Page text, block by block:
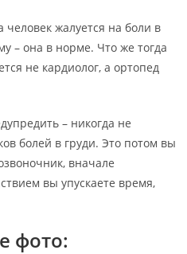
человек жалуется на боли в
– она в норме. Что же тогда
не кардиолог, а ортопед
– никогда не
болей в груди. Это потом вы
вначале
вы упускаете время,
фото: